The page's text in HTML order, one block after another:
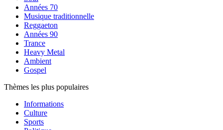
Années 70
Musique traditionnelle
Reggaeton
Années 90
Trance
Heavy Metal
Ambient
Gospel
Thèmes les plus populaires
Informations
Culture
Sports